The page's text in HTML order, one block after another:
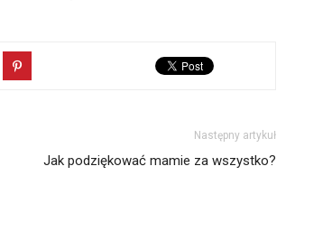
Następny artykuł
Jak podziękować mamie za wszystko?